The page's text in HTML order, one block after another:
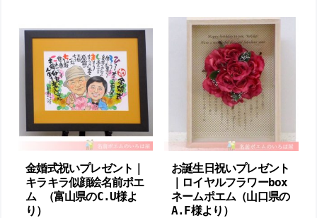
金婚式祝いプレゼント｜
キラキラ似顔絵名前ポエ
ム （富山県のC.U様よ
り ）
お誕生日祝いプレゼント
｜ロイヤルフラワーbox
ネームポエム（山口県の
A.F様より ）